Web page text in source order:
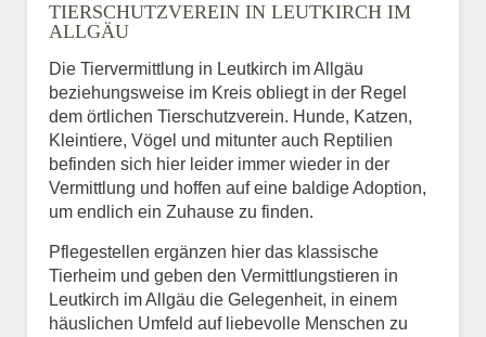
TIERSCHUTZVEREIN IN LEUTKIRCH IM
ALLGÄU
Die Tiervermittlung in Leutkirch im Allgäu
beziehungsweise im Kreis obliegt in der Regel
dem örtlichen Tierschutzverein. Hunde, Katzen,
Kleintiere, Vögel und mitunter auch Reptilien
befinden sich hier leider immer wieder in der
Vermittlung und hoffen auf eine baldige Adoption,
um endlich ein Zuhause zu finden.
Pflegestellen ergänzen hier das klassische
Tierheim und geben den Vermittlungstieren in
Leutkirch im Allgäu die Gelegenheit, in einem
häuslichen Umfeld auf liebevolle Menschen zu